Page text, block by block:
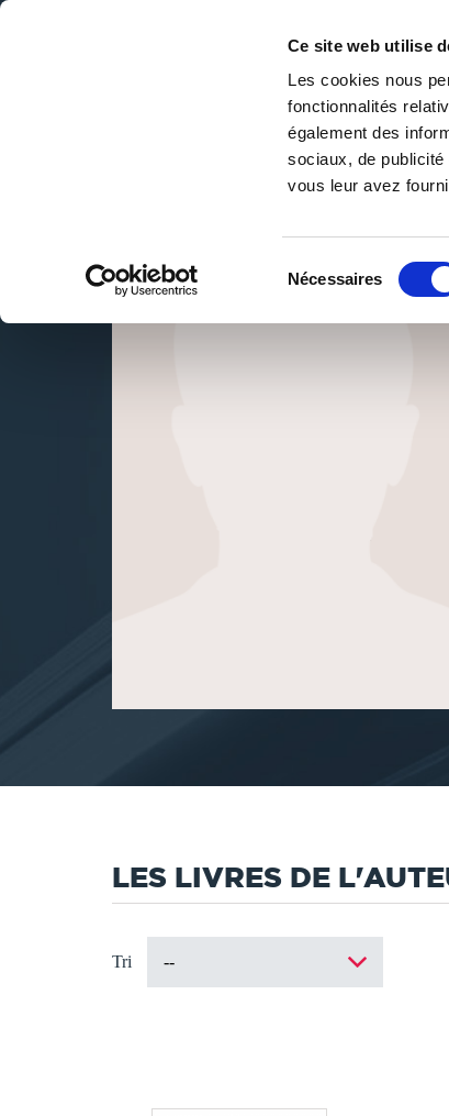
Ce site web utilise
Les cookies nous
fonctionnalités
également des
sociaux, de
vous leur avez
Nécessaires
DE LA PAGE BLANCHE... AU BEST SELLER
Lydie Le Gléhuir
LES LIVRES DE
Tri